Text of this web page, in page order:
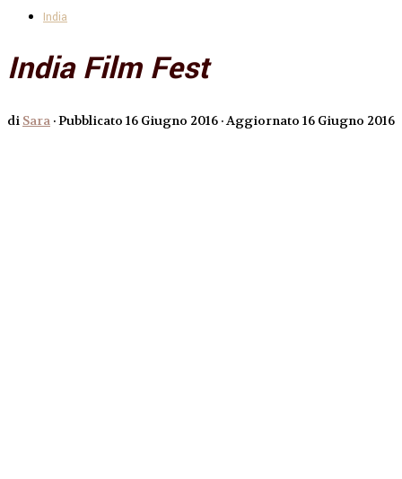
India
India Film Fest
di Sara · Pubblicato 16 Giugno 2016 · Aggiornato 16 Giugno 2016